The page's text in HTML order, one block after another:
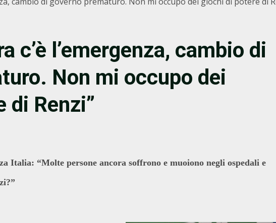
c’è l’emergenza, cambio di
Non mi occupo dei
di Renzi”
Italia: “Molte persone ancora soffrono e muoiono negli ospedali e